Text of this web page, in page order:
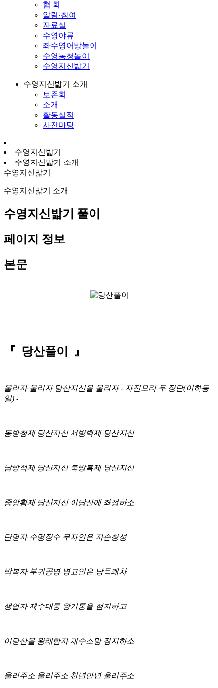
협 회
알림·참여
자료실
수영야류
좌수영어방놀이
수영농청놀이
수영지신밟기
수영지신밟기 소개
보존회
소개
활동실적
사진마당
수영지신밟기
수영지신밟기 소개
수영지신밟기
수영지신밟기 소개
수영지신밟기 풀이
페이지 정보
본문
『 당산풀이 』
울리자 울리자 당산지신을 울리자 - 자진모리 두 장단(이하동
일) -
동방청제 당산지신 서방백제 당산지신
남방적제 당산지신 북방흑제 당산지신
중앙황제 당산지신 이당산에 좌정하소
단명자 수명장수 무자인은 자손창성
박복자 부귀공명 병고인은 낭득쾌차
생업자 재수대통 왕기통을 점지하고
이당산을 왕래한자 재수소망 점지하소
울리주소 울리주소 천년만년 울리주소